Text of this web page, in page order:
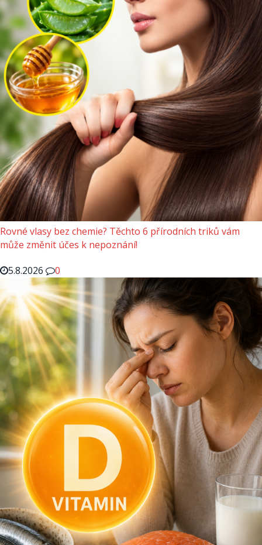
Rovné vlasy bez chemie? Těchto 6 přírodních triků vám
může změnit účes k nepoznání!
5.8.2026
0